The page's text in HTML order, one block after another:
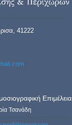
41222
Επιμέλεια
Τσανάδη